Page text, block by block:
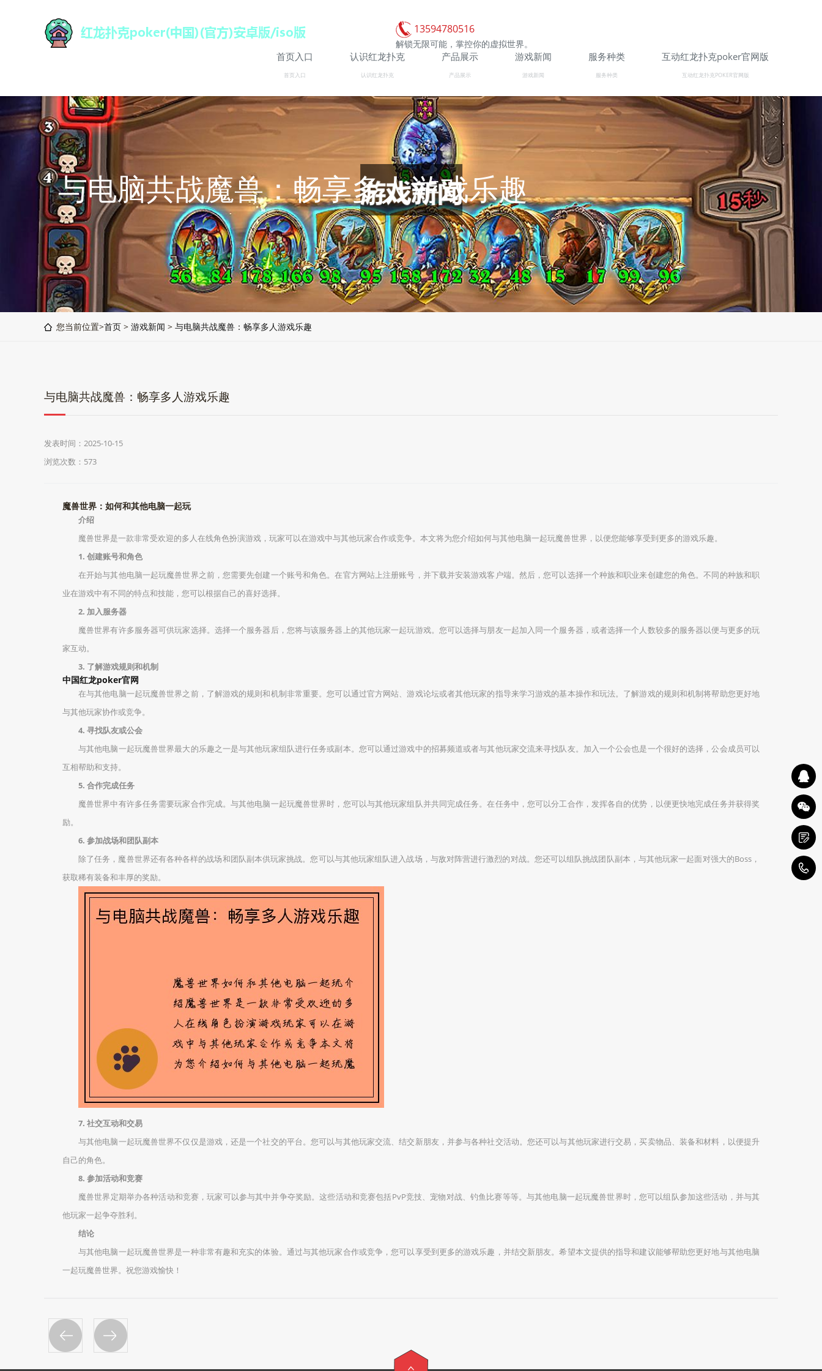
13594780516
解锁无限可能，掌控你的虚拟世界。
首页入口
首页入口
认识红龙扑克
认识红龙扑克
产品展示
产品展示
游戏新闻
游戏新闻
服务种类
服务种类
互动红龙扑克poker官网版
互动红龙扑克POKER官网版
与电脑共战魔兽：畅享多人游戏乐趣
您当前位置>首页 > 游戏新闻 > 与电脑共战魔兽：畅享多人游戏乐趣
与电脑共战魔兽：畅享多人游戏乐趣
发表时间：2025-10-15
浏览次数：573
魔兽世界：如何和其他电脑一起玩
介绍
魔兽世界是一款非常受欢迎的多人在线角色扮演游戏，玩家可以在游戏中与其他玩家合作或竞争。本文将为您介绍如何与其他电脑一起玩魔兽世界，以便您能够享受到更多的游戏乐趣。
1. 创建账号和角色
在开始与其他电脑一起玩魔兽世界之前，您需要先创建一个账号和角色。在官方网站上注册账号，并下载并安装游戏客户端。然后，您可以选择一个种族和职业来创建您的角色。不同的种族和职
业在游戏中有不同的特点和技能，您可以根据自己的喜好选择。
2. 加入服务器
魔兽世界有许多服务器可供玩家选择。选择一个服务器后，您将与该服务器上的其他玩家一起玩游戏。您可以选择与朋友一起加入同一个服务器，或者选择一个人数较多的服务器以便与更多的玩
家互动。
3. 了解游戏规则和机制
中国红龙poker官网
在与其他电脑一起玩魔兽世界之前，了解游戏的规则和机制非常重要。您可以通过官方网站、游戏论坛或者其他玩家的指导来学习游戏的基本操作和玩法。了解游戏的规则和机制将帮助您更好地
与其他玩家协作或竞争。
4. 寻找队友或公会
与其他电脑一起玩魔兽世界最大的乐趣之一是与其他玩家组队进行任务或副本。您可以通过游戏中的招募频道或者与其他玩家交流来寻找队友。加入一个公会也是一个很好的选择，公会成员可以
互相帮助和支持。
5. 合作完成任务
魔兽世界中有许多任务需要玩家合作完成。与其他电脑一起玩魔兽世界时，您可以与其他玩家组队并共同完成任务。在任务中，您可以分工合作，发挥各自的优势，以便更快地完成任务并获得奖
励。
6. 参加战场和团队副本
除了任务，魔兽世界还有各种各样的战场和团队副本供玩家挑战。您可以与其他玩家组队进入战场，与敌对阵营进行激烈的对战。您还可以组队挑战团队副本，与其他玩家一起面对强大的Boss，
获取稀有装备和丰厚的奖励。
7. 社交互动和交易
与其他电脑一起玩魔兽世界不仅仅是游戏，还是一个社交的平台。您可以与其他玩家交流、结交新朋友，并参与各种社交活动。您还可以与其他玩家进行交易，买卖物品、装备和材料，以便提升
自己的角色。
8. 参加活动和竞赛
魔兽世界定期举办各种活动和竞赛，玩家可以参与其中并争夺奖励。这些活动和竞赛包括PvP竞技、宠物对战、钓鱼比赛等等。与其他电脑一起玩魔兽世界时，您可以组队参加这些活动，并与其
他玩家一起争夺胜利。
结论
与其他电脑一起玩魔兽世界是一种非常有趣和充实的体验。通过与其他玩家合作或竞争，您可以享受到更多的游戏乐趣，并结交新朋友。希望本文提供的指导和建议能够帮助您更好地与其他电脑
一起玩魔兽世界。祝您游戏愉快！